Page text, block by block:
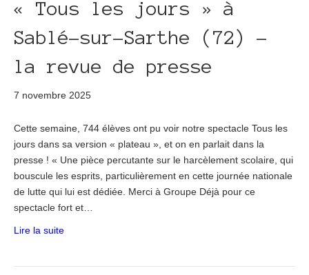
« Tous les jours » à
Sablé-sur-Sarthe (72) –
la revue de presse
7 novembre 2025
Cette semaine, 744 élèves ont pu voir notre spectacle Tous les
jours dans sa version « plateau », et on en parlait dans la
presse ! « Une pièce percutante sur le harcèlement scolaire, qui
bouscule les esprits, particulièrement en cette journée nationale
de lutte qui lui est dédiée. Merci à Groupe Déjà pour ce
spectacle fort et…
Lire la suite